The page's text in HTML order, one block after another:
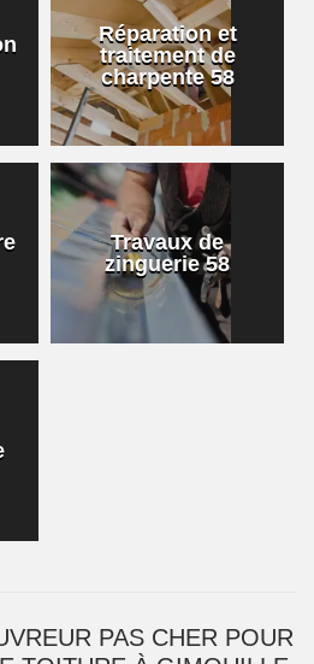
Réparation et
traitement de
charpente 58
Travaux de
zinguerie 58
PAS CHER POUR